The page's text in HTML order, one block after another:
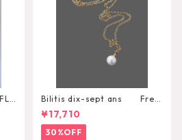
Bilitis dix-sept ans Fres
h Pearl Pendant
¥17,710
30%OFF